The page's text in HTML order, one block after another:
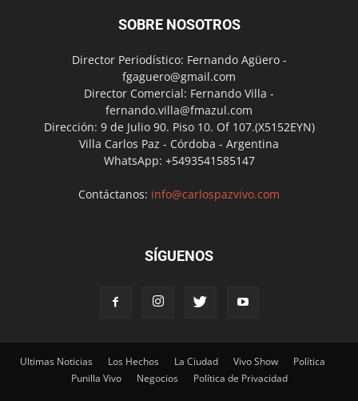
SOBRE NOSOTROS
Director Periodístico: Fernando Agüero -
fgaguero@gmail.com
Director Comercial: Fernando Villa -
fernando.villa@fmazul.com
Dirección: 9 de Julio 90. Piso 10. Of 107.(X5152EYN)
Villa Carlos Paz - Córdoba - Argentina
WhatsApp: +5493541585147
Contáctanos: info@carlospazvivo.com
SÍGUENOS
Ultimas Noticias Los Hechos La Ciudad Vivo Show
Política
Punilla Vivo
Negocios Política de Privacidad